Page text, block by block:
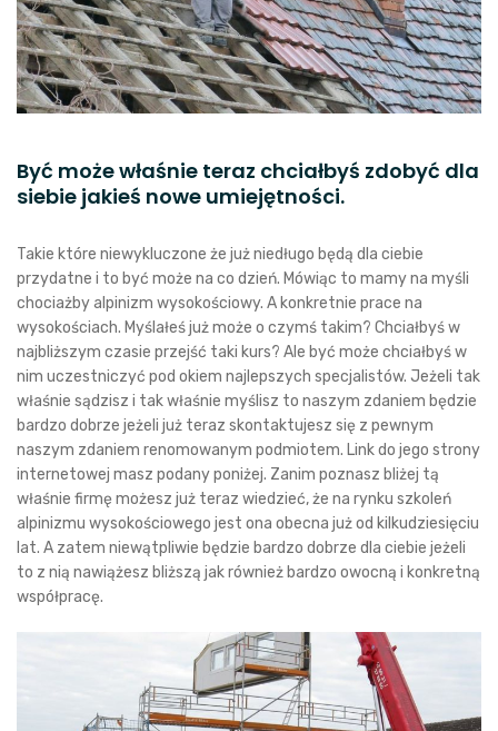
Być może właśnie teraz chciałbyś zdobyć dla
siebie jakieś nowe umiejętności.
Takie które niewykluczone że już niedługo będą dla ciebie
przydatne i to być może na co dzień. Mówiąc to mamy na myśli
chociażby alpinizm wysokościowy. A konkretnie prace na
wysokościach. Myślałeś już może o czymś takim? Chciałbyś w
najbliższym czasie przejść taki kurs? Ale być może chciałbyś w
nim uczestniczyć pod okiem najlepszych specjalistów. Jeżeli tak
właśnie sądzisz i tak właśnie myślisz to naszym zdaniem będzie
bardzo dobrze jeżeli już teraz skontaktujesz się z pewnym
naszym zdaniem renomowanym podmiotem. Link do jego strony
internetowej masz podany poniżej. Zanim poznasz bliżej tą
właśnie firmę możesz już teraz wiedzieć, że na rynku szkoleń
alpinizmu wysokościowego jest ona obecna już od kilkudziesięciu
lat. A zatem niewątpliwie będzie bardzo dobrze dla ciebie jeżeli
to z nią nawiążesz bliższą jak również bardzo owocną i konkretną
współpracę.